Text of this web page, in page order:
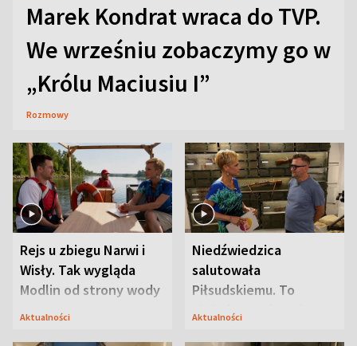
Marek Kondrat wraca do TVP.
We wrześniu zobaczymy go w
„Królu Maciusiu I”
Rozmowy
Rejs u zbiegu Narwi i
Wisły. Tak wygląda
Modlin od strony wody
Aktualności
Niedźwiedzica
salutowała
Piłsudskiemu. To
niejedyna tajemnica
Aktualności